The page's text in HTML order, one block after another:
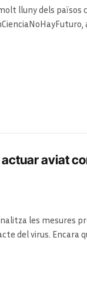
lluny dels
aviat
les mesures
del virus. Encara